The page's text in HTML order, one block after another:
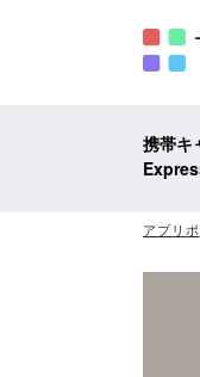
携帯キ
アプリポ